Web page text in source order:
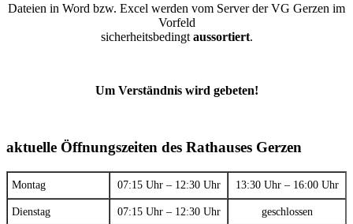
Dateien in Word bzw. Excel werden vom Server der VG Gerzen im
Vorfeld
sicherheitsbedingt aussortiert.
Um Verständnis wird gebeten!
aktuelle Öffnungszeiten des Rathauses Gerzen
Montag 07:15 Uhr – 12:30 Uhr 13:30 Uhr – 16:00 Uhr
Dienstag 07:15 Uhr – 12:30 Uhr geschlossen